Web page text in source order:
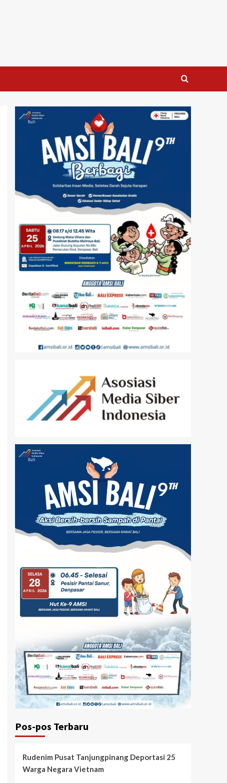
Pos-pos Terbaru
Rudenim Pusat Tanjungpinang Deportasi 25
Warga Negara Vietnam